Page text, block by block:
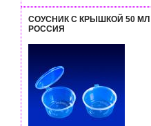
СОУСНИК С КРЫШКОЙ 50 МЛ
РОССИЯ